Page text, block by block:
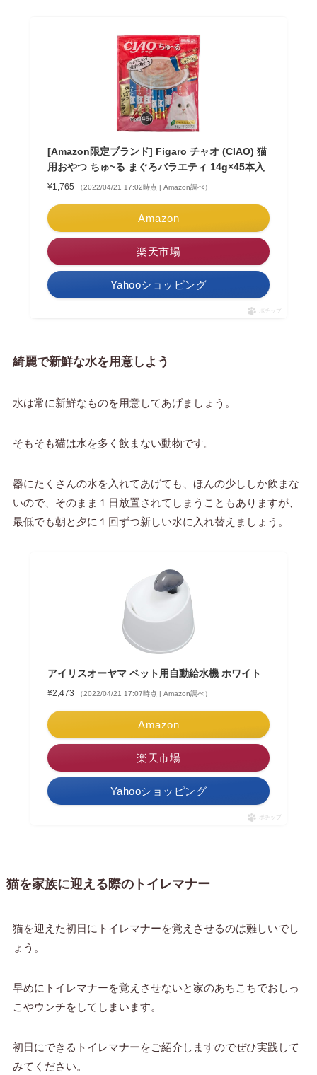
[Amazon限定ブランド] Figaro チャオ (CIAO) 猫
用おやつ ちゅ~る まぐろバラエティ 14g×45本入
¥1,765 （2022/04/21 17:02時点 | Amazon調べ）
Amazon
楽天市場
Yahooショッピング
ポチップ
綺麗で新鮮な水を用意しよう
水は常に新鮮なものを用意してあげましょう。
そもそも猫は水を多く飲まない動物です。
器にたくさんの水を入れてあげても、ほんの少ししか飲まな
いので、そのまま１日放置されてしまうこともありますが、
最低でも朝と夕に１回ずつ新しい水に入れ替えましょう。
アイリスオーヤマ ペット用自動給水機 ホワイト
¥2,473 （2022/04/21 17:07時点 | Amazon調べ）
Amazon
楽天市場
Yahooショッピング
ポチップ
猫を家族に迎える際のトイレマナー
猫を迎えた初日にトイレマナーを覚えさせるのは難しいでし
ょう。
早めにトイレマナーを覚えさせないと家のあちこちでおしっ
こやウンチをしてしまいます。
初日にできるトイレマナーをご紹介しますのでぜひ実践して
みてください。